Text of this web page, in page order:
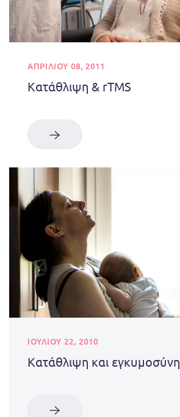
ΑΠΡΙΛΊΟΥ 08, 2011
Κατάθλιψη & rTMS
ΙΟΥΛΊΟΥ 22, 2010
Κατάθλιψη και εγκυμοσύνη